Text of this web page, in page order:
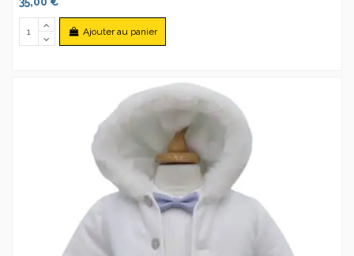
Ajouter au panier